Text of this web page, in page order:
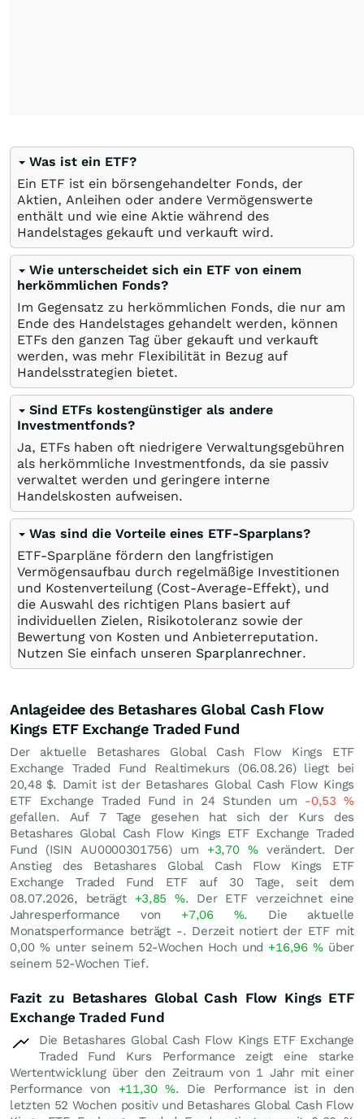
Was ist ein ETF?
Ein ETF ist ein börsengehandelter Fonds, der
Aktien, Anleihen oder andere Vermögenswerte
enthält und wie eine Aktie während des
Handelstages gekauft und verkauft wird.
Wie unterscheidet sich ein ETF von einem
herkömmlichen Fonds?
Im Gegensatz zu herkömmlichen Fonds, die nur am
Ende des Handelstages gehandelt werden, können
ETFs den ganzen Tag über gekauft und verkauft
werden, was mehr Flexibilität in Bezug auf
Handelsstrategien bietet.
Sind ETFs kostengünstiger als andere
Investmentfonds?
Ja, ETFs haben oft niedrigere Verwaltungsgebühren
als herkömmliche Investmentfonds, da sie passiv
verwaltet werden und geringere interne
Handelskosten aufweisen.
Was sind die Vorteile eines ETF-Sparplans?
ETF-Sparpläne fördern den langfristigen
Vermögensaufbau durch regelmäßige Investitionen
und Kostenverteilung (Cost-Average-Effekt), und
die Auswahl des richtigen Plans basiert auf
individuellen Zielen, Risikotoleranz sowie der
Bewertung von Kosten und Anbieterreputation.
Nutzen Sie einfach unseren Sparplanrechner.
Anlageidee des Betashares Global Cash Flow
Kings ETF Exchange Traded Fund
Der aktuelle Betashares Global Cash Flow Kings ETF
Exchange Traded Fund Realtimekurs (06.08.26) liegt bei
20,48 $. Damit ist der Betashares Global Cash Flow Kings
ETF Exchange Traded Fund in 24 Stunden um -0,53%
gefallen. Auf 7 Tage gesehen hat sich der Kurs des
Betashares Global Cash Flow Kings ETF Exchange Traded
Fund (ISIN AU0000301756) um +3,70%verändert. Der
Anstieg des Betashares Global Cash Flow Kings ETF
Exchange Traded Fund ETF auf 30 Tage, seit dem
08.07.2026, beträgt +3,85%. Der ETF verzeichnet eine
Jahresperformance von +7,06 %. Die aktuelle
Monatsperformance beträgt -. Derzeit notiert der ETF mit
0,00%unter seinem 52-Wochen Hoch und +16,96%über
seinem 52-Wochen Tief.
Fazit zu Betashares Global Cash Flow Kings ETF
Exchange Traded Fund
Die Betashares Global Cash Flow Kings ETF Exchange
Traded Fund Kurs Performance zeigt eine starke
Wertentwicklung über den Zeitraum von 1 Jahr mit einer
Performance von +11,30%. Die Performance ist in den
letzten 52 Wochen positiv und Betashares Global Cash Flow